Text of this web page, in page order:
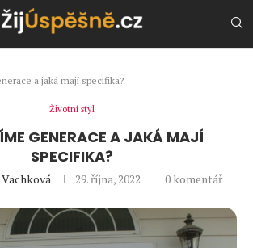
a jaká mají specifika?
Životní styl
GENERACE A JAKÁ MAJÍ
SPECIFIKA?
29. října, 2022 0 komentář